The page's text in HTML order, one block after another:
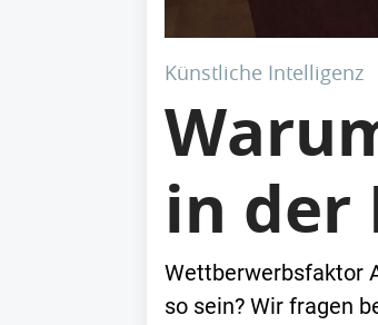
Künstliche Intelligenz
in der
Wettberwerbsfaktor
so sein? Wir fragen